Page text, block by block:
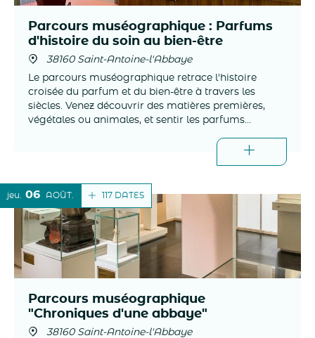
Parcours muséographique : Parfums
d'histoire du soin au bien-être
38160 Saint-Antoine-l'Abbaye
Le parcours muséographique retrace l'histoire
croisée du parfum et du bien-être à travers les
siècles. Venez découvrir des matières premières,
végétales ou animales, et sentir les parfums
117 DATES
jeu. 06 AOÛT
Parcours muséographique
"Chroniques d'une abbaye"
38160 Saint-Antoine-l'Abbaye